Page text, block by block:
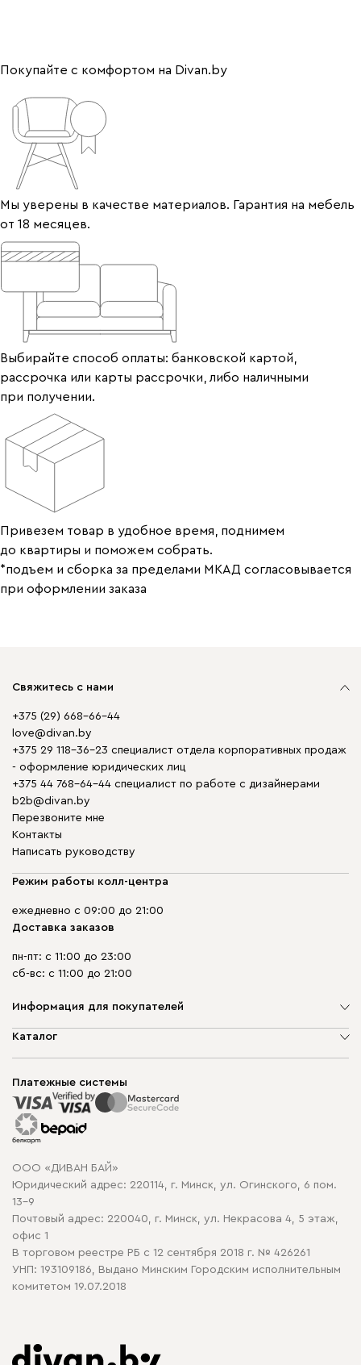
Покупайте с комфортом на Divan.by
Мы уверены в качестве материалов. Гарантия на мебель
от 18 месяцев.
Выбирайте способ оплаты: банковской картой,
рассрочка или карты рассрочки, либо наличными
при получении.
Привезем товар в удобное время, поднимем
до квартиры и поможем собрать.
*подъем и сборка за пределами МКАД согласовывается
при оформлении заказа
Свяжитесь с нами
+375 (29) 668-66-44
love@divan.by
+375 29 118-36-23 специалист отдела корпоративных продаж
- оформление юридических лиц
+375 44 768-64-44 специалист по работе с дизайнерами
b2b@divan.by
Перезвоните мне
Контакты
Написать руководству
Режим работы колл-центра
ежедневно с 09:00 до 21:00
Доставка заказов
пн-пт: с 11:00 до 23:00
сб-вс: с 11:00 до 21:00
Информация для покупателей
О компании
Способы оплаты
Рассрочка и кредит
Гарантия
Карта сайта
Политика конфиденциальности
Политика в отношении обработки cookie
Каталог
Корпусная мебель
Распродажа мебели
Платежные системы
ООО «ДИВАН БАЙ»
Юридический адрес: 220114, г. Минск, ул. Огинского, 6 пом.
13-9
Почтовый адрес: 220040, г. Минск, ул. Некрасова 4, 5 этаж,
офис 1
В торговом реестре РБ с 12 сентября 2018 г. № 426261
УНП: 193109186, Выдано Минским Городским исполнительным
комитетом 19.07.2018